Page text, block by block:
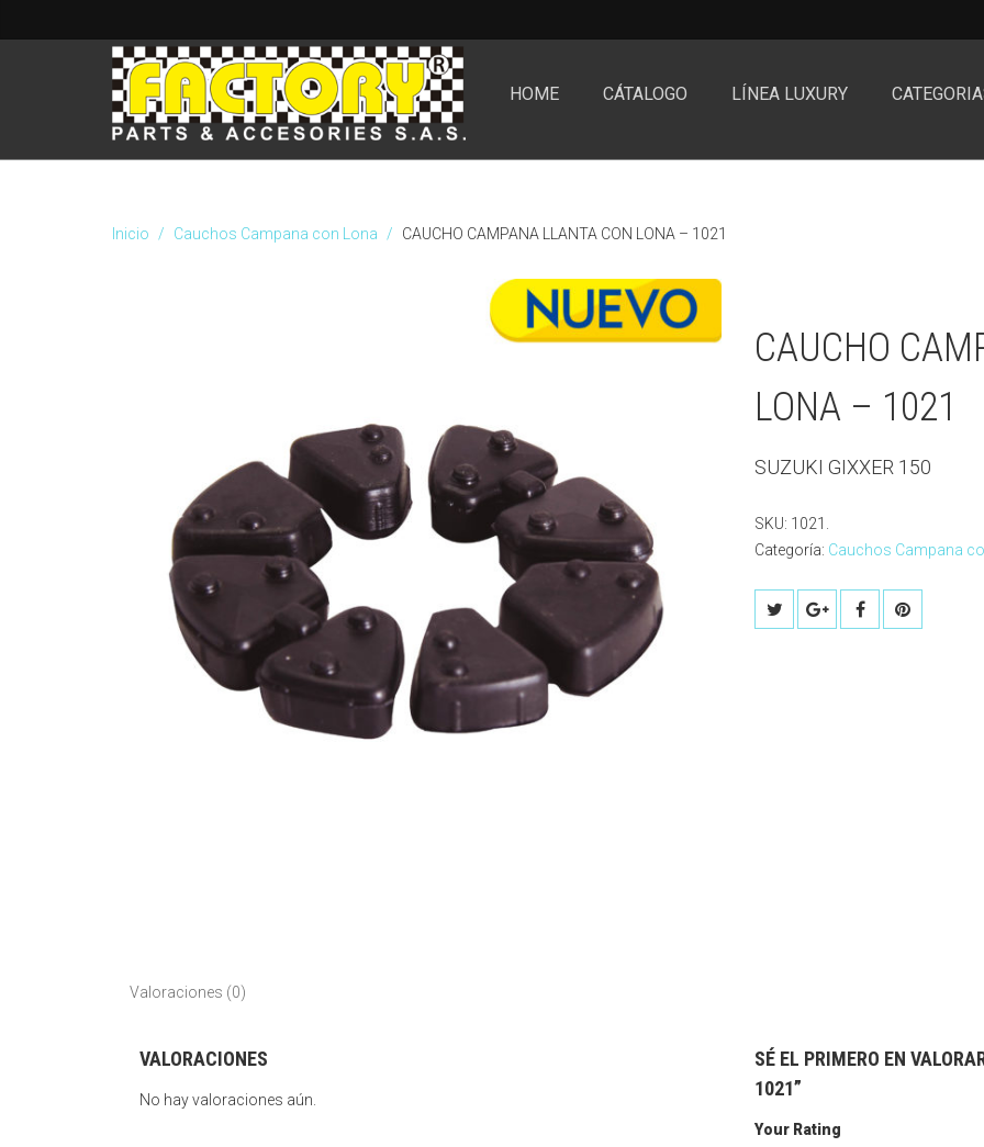
HOME CÁTALOGO LÍNEA LUXURY
Inicio Cauchos Campana con Lona CAUCHO CAMPANA LLANTA CON LONA – 1021
CAUCHO
LONA – 1021
SUZUKI GIXXER 150
SKU: 1021
Categoría: Cauchos Campana
Valoraciones (0)
VALORACIONES
No hay valoraciones aún.
SÉ EL PRIMERO EN
1021”
Your Rating